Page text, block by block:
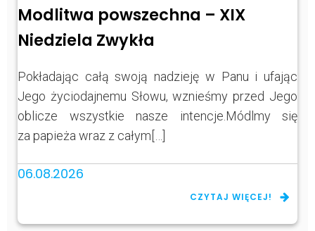
Modlitwa powszechna – XIX
Niedziela Zwykła
Pokładając całą swoją nadzieję w Panu i ufając
Jego życiodajnemu Słowu, wznieśmy przed Jego
oblicze wszystkie nasze intencje.Módlmy się
za papieża wraz z całym[…]
06.08.2026
CZYTAJ WIĘCEJ!